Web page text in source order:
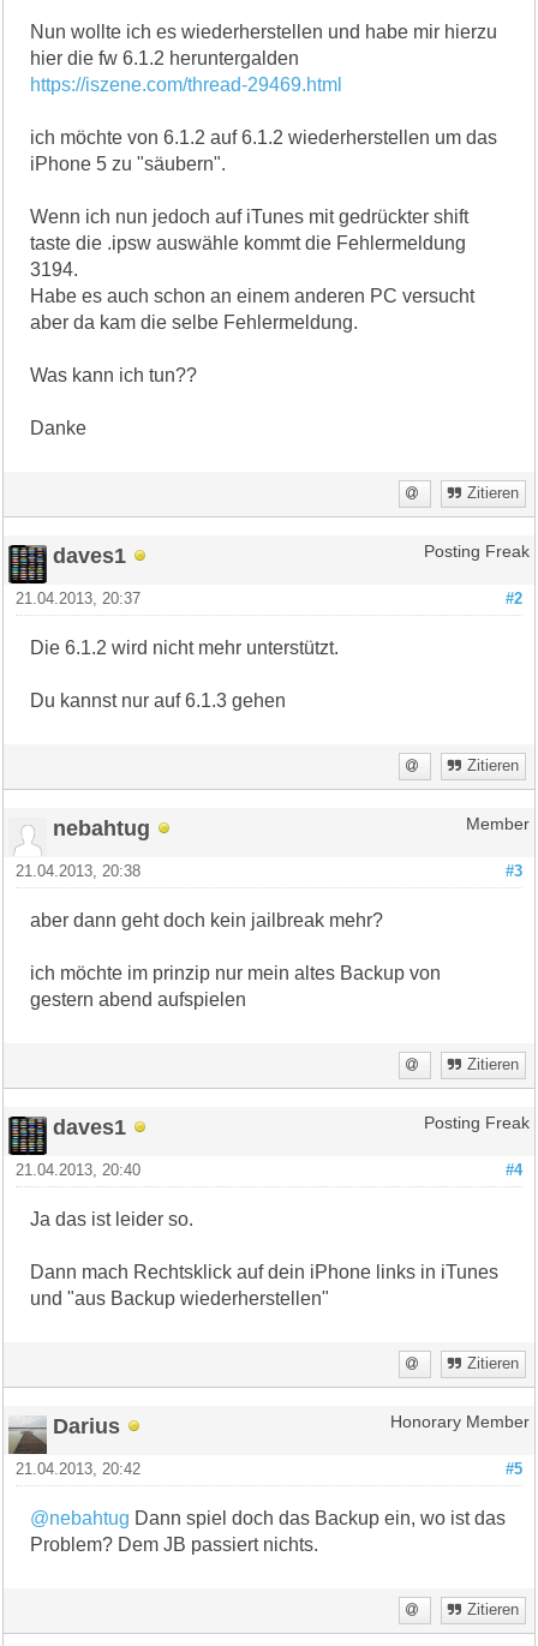
Nun wollte ich es wiederherstellen und habe mir hierzu
hier die fw 6.1.2 heruntergalden
https://iszene.com/thread-29469.html
ich möchte von 6.1.2 auf 6.1.2 wiederherstellen um das
iPhone 5 zu "säubern".
Wenn ich nun jedoch auf iTunes mit gedrückter shift
taste die .ipsw auswähle kommt die Fehlermeldung
3194.
Habe es auch schon an einem anderen PC versucht
aber da kam die selbe Fehlermeldung.
Was kann ich tun??
Danke
Zitieren
daves1 Posting Freak
#2
21.04.2013, 20:37
Die 6.1.2 wird nicht mehr unterstützt.
Du kannst nur auf 6.1.3 gehen
Zitieren
nebahtug Member
#3
21.04.2013, 20:38
aber dann geht doch kein jailbreak mehr?
ich möchte im prinzip nur mein altes Backup von
gestern abend aufspielen
Zitieren
daves1 Posting Freak
#4
21.04.2013, 20:40
Ja das ist leider so.
Dann mach Rechtsklick auf dein iPhone links in iTunes
und "aus Backup wiederherstellen"
Zitieren
Darius Honorary Member
#5
21.04.2013, 20:42
@nebahtug Dann spiel doch das Backup ein, wo ist das
Problem? Dem JB passiert nichts.
Zitieren